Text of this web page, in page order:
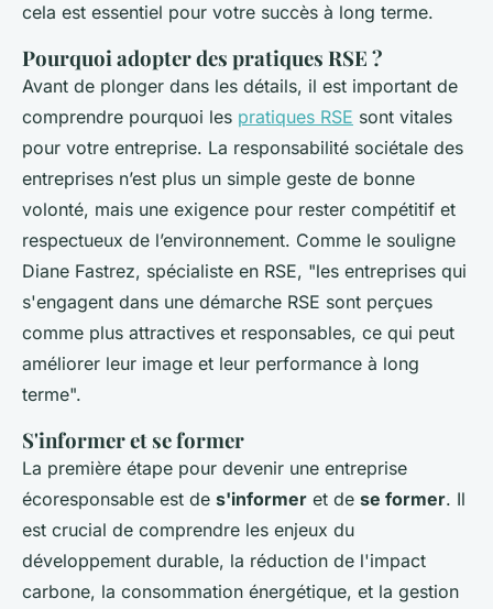
cela est essentiel pour votre succès à long terme.
Pourquoi adopter des pratiques RSE ?
Avant de plonger dans les détails, il est important de
comprendre pourquoi les pratiques RSE sont vitales
pour votre entreprise. La responsabilité sociétale des
entreprises n’est plus un simple geste de bonne
volonté, mais une exigence pour rester compétitif et
respectueux de l’environnement. Comme le souligne
Diane Fastrez, spécialiste en RSE, "les entreprises qui
s'engagent dans une démarche RSE sont perçues
comme plus attractives et responsables, ce qui peut
améliorer leur image et leur performance à long
terme".
S'informer et se former
La première étape pour devenir une entreprise
écoresponsable est de s'informer et de se former. Il
est crucial de comprendre les enjeux du
développement durable, la réduction de l'impact
carbone, la consommation énergétique, et la gestion